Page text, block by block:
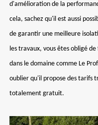
d'amélioration de la
cela, sachez qu'il est aussi
de garantir une meilleure
les travaux, vous êtes obligé
dans le domaine comme Le
oublier qu'il propose des tarifs
totalement gratuit.